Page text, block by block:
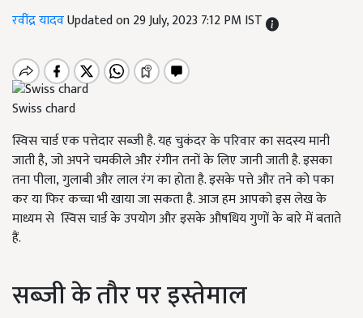
रवींद्र यादवUpdated on 29 July, 2023 7:12 PM IST
Swiss chard
स्विस चार्ड एक पत्तेदार सब्जी है. यह चुकंदर के परिवार का सदस्य मानी
जाती है,जो अपने चमकीले और रंगीन तनों के लिए जानी जाती है. इसका
तना पीला,गुलाबी और लाल रंग का होता है. इसके पत्ते और तने को पका
कर या फिर कच्चा भी खाया जा सकता है. आज हम आपको इस लेख के
माध्यम से स्विस चार्ड के उपयोग और इसके औषधिय गुणों के बारे में बताते
हैं.
सब्जी के तौर पर इस्तेमाल